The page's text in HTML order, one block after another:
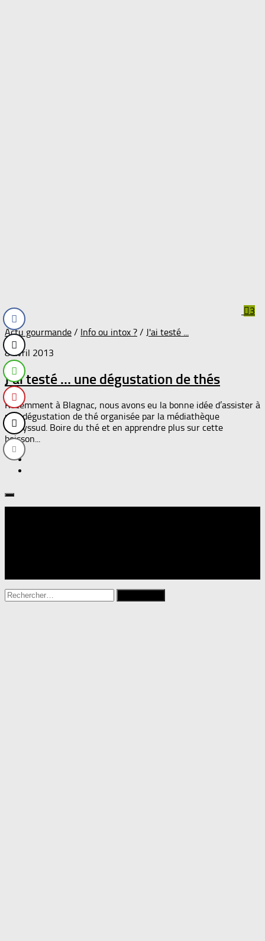
3
Actu gourmande / Info ou intox ? / J'ai testé ...
8 avril 2013
J’ai testé … une dégustation de thés
Récemment à Blagnac, nous avons eu la bonne idée d’assister à
une dégustation de thé organisée par la médiathèque
d’Odyssud. Boire du thé et en apprendre plus sur cette
boisson...
Rechercher :